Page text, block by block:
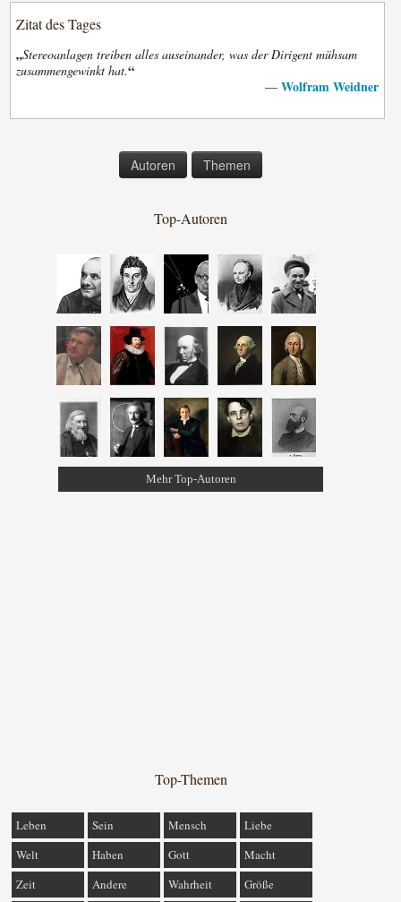
Zitat des Tages
„Stereoanlagen treiben alles auseinander, was der Dirigent mühsam
zusammengewinkt hat.“
— Wolfram Weidner
Autoren Themen
Top-Autoren
Mehr Top-Autoren
Top-Themen
Leben Sein Mensch
Liebe
Welt
Haben Gott
Macht
Zeit
Andere Wahrheit Größe